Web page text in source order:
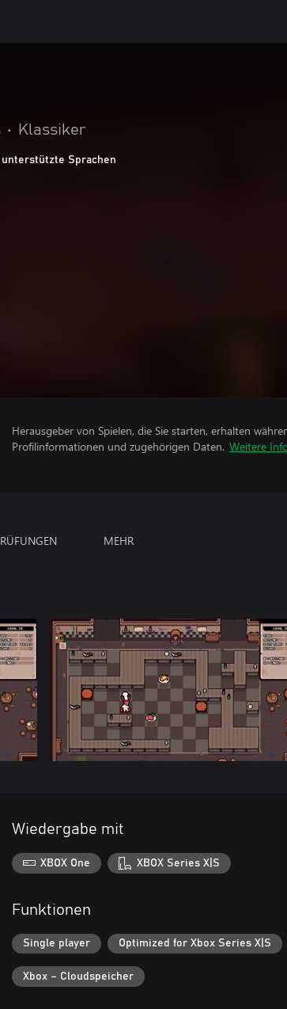
• Klassiker
unterstützte Sprachen
Herausgeber von Spielen, die Sie starten, erhalten
Profilinformationen und zugehörigen Daten. Weitere
MEHR
Wiedergabe mit
XBOX One XBOX Series X|S
Funktionen
Single player Optimized for Xbox Series X|S
Xbox – Cloudspeicher